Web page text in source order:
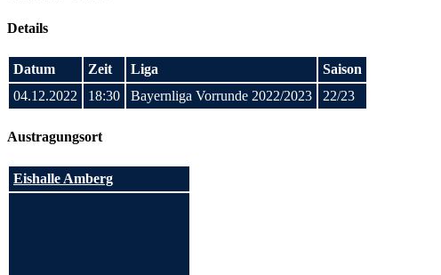
Details
Datum Zeit Liga
Saison
04.12.2022
18:30 Bayernliga Vorrunde 2022/2023 22/23
Austragungsort
Eishalle Amberg